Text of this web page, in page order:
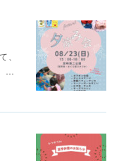
、
…